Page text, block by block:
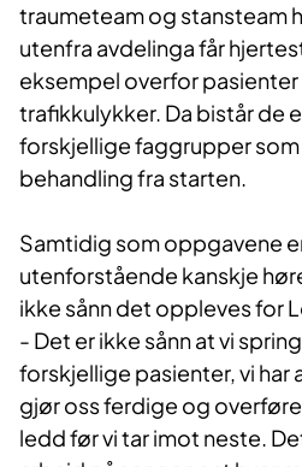
traumeteam og stansteam
utenfra avdelinga får
eksempel overfor
trafikkulykker. Da bistår de
forskjellige faggrupper
behandling fra starten.
Samtidig som oppgavene
utenforstående kanskje
ikke sånn det oppleves for
- Det er ikke sånn at vi
forskjellige pasienter, vi har
gjør oss ferdige og
ledd før vi tar imot neste.